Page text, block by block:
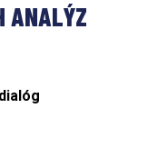
ANALÝZ